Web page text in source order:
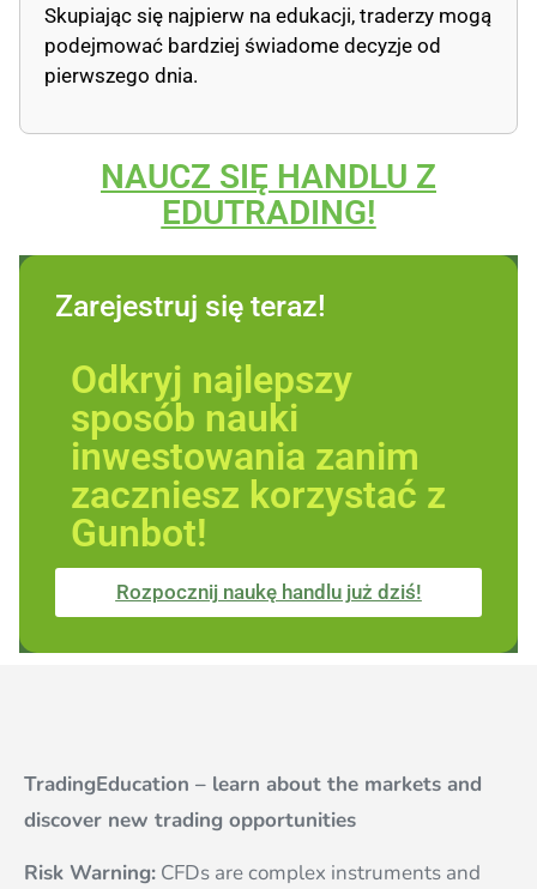
Skupiając się najpierw na edukacji, traderzy mogą
podejmować bardziej świadome decyzje od
pierwszego dnia.
NAUCZ SIĘ HANDLU Z
EDUTRADING!
Zarejestruj się teraz!
Odkryj najlepszy
sposób nauki
inwestowania zanim
zaczniesz korzystać z
Gunbot!
Rozpocznij naukę handlu już dziś!
TradingEducation – learn about the markets and
discover new trading opportunities
Risk Warning: CFDs are complex instruments and